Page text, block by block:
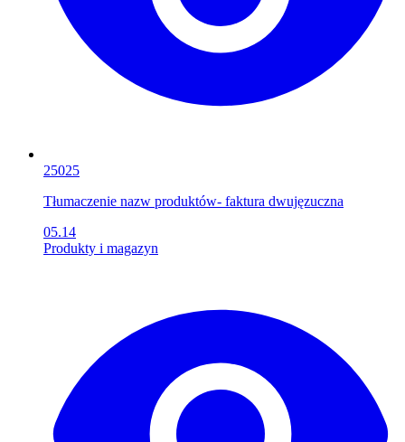
25025
Tłumaczenie nazw produktów- faktura dwujęzuczna
05.14
Produkty i magazyn